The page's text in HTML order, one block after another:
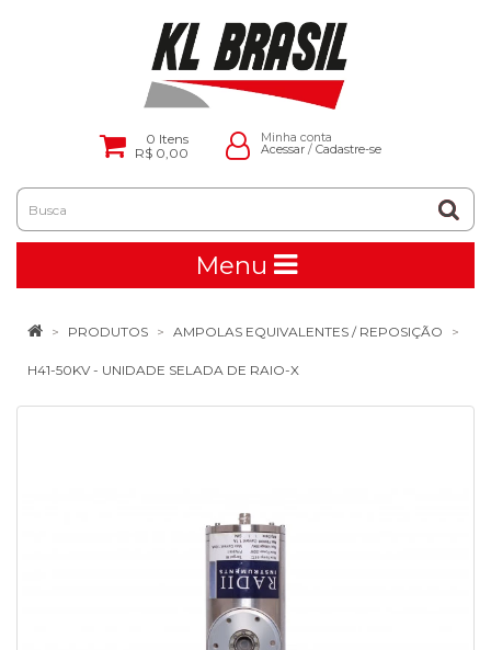
0 Itens
R$ 0,00
Minha conta
Acessar/ Cadastre-se
Menu
PRODUTOS AMPOLAS EQUIVALENTES / REPOSIÇÃO
H41-50KV - UNIDADE SELADA DE RAIO-X